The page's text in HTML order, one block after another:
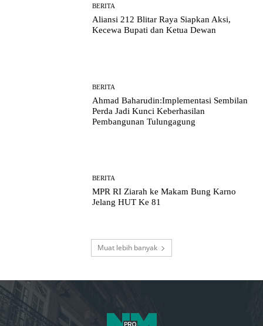
BERITA
Aliansi 212 Blitar Raya Siapkan Aksi,
Kecewa Bupati dan Ketua Dewan
BERITA
Ahmad Baharudin:Implementasi Sembilan
Perda Jadi Kunci Keberhasilan
Pembangunan Tulungagung
BERITA
MPR RI Ziarah ke Makam Bung Karno
Jelang HUT Ke 81
Muat lebih banyak